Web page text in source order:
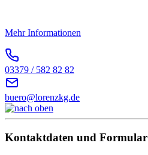
Mehr Informationen
03379 / 582 82 82
buero@lorenzkg.de
Kontaktdaten und Formular